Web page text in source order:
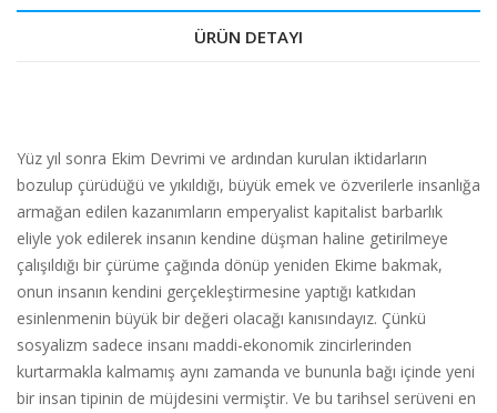
ÜRÜN DETAYI
Yüz yıl sonra Ekim Devrimi ve ardından kurulan iktidarların
bozulup çürüdüğü ve yıkıldığı, büyük emek ve özverilerle insanlığa
armağan edilen kazanımların emperyalist kapitalist barbarlık
eliyle yok edilerek insanın kendine düşman haline getirilmeye
çalışıldığı bir çürüme çağında dönüp yeniden Ekime bakmak,
onun insanın kendini gerçekleştirmesine yaptığı katkıdan
esinlenmenin büyük bir değeri olacağı kanısındayız. Çünkü
sosyalizm sadece insanı maddi-ekonomik zincirlerinden
kurtarmakla kalmamış aynı zamanda ve bununla bağı içinde yeni
bir insan tipinin de müjdesini vermiştir. Ve bu tarihsel serüveni en